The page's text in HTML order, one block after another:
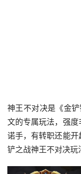
神王不对决是《金
文的专属玩法，强
诺手，有转职还能
铲之战神王不对决玩